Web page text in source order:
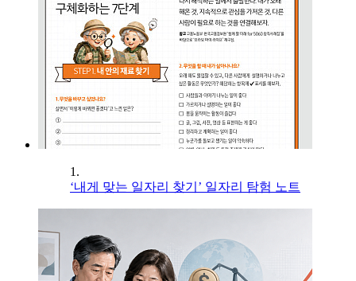
1.
‘내게 맞는 일자리 찾기’ 일자리 탐험 노트